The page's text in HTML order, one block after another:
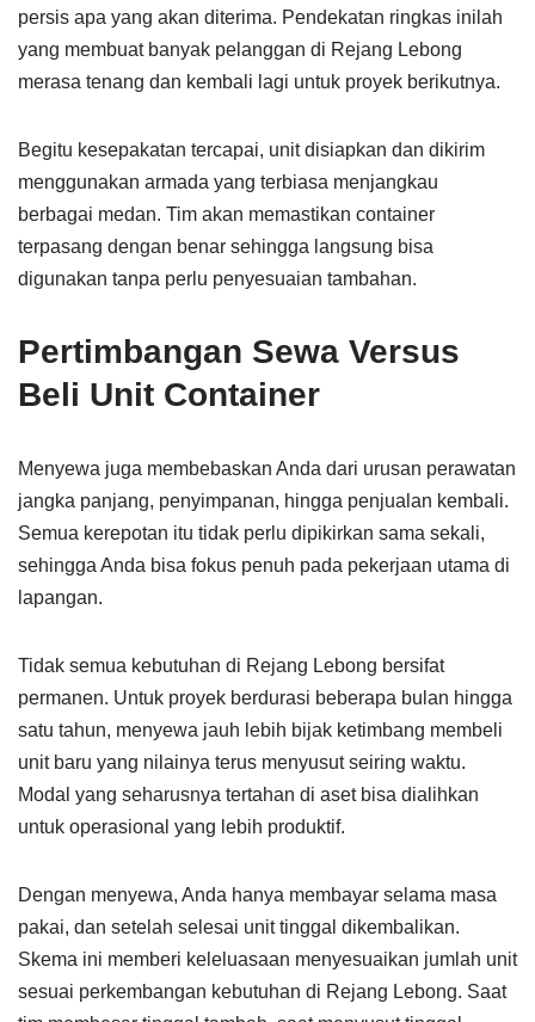
persis apa yang akan diterima. Pendekatan ringkas inilah
yang membuat banyak pelanggan di Rejang Lebong
merasa tenang dan kembali lagi untuk proyek berikutnya.
Begitu kesepakatan tercapai, unit disiapkan dan dikirim
menggunakan armada yang terbiasa menjangkau
berbagai medan. Tim akan memastikan container
terpasang dengan benar sehingga langsung bisa
digunakan tanpa perlu penyesuaian tambahan.
Pertimbangan Sewa Versus
Beli Unit Container
Menyewa juga membebaskan Anda dari urusan perawatan
jangka panjang, penyimpanan, hingga penjualan kembali.
Semua kerepotan itu tidak perlu dipikirkan sama sekali,
sehingga Anda bisa fokus penuh pada pekerjaan utama di
lapangan.
Tidak semua kebutuhan di Rejang Lebong bersifat
permanen. Untuk proyek berdurasi beberapa bulan hingga
satu tahun, menyewa jauh lebih bijak ketimbang membeli
unit baru yang nilainya terus menyusut seiring waktu.
Modal yang seharusnya tertahan di aset bisa dialihkan
untuk operasional yang lebih produktif.
Dengan menyewa, Anda hanya membayar selama masa
pakai, dan setelah selesai unit tinggal dikembalikan.
Skema ini memberi keleluasaan menyesuaikan jumlah unit
sesuai perkembangan kebutuhan di Rejang Lebong. Saat